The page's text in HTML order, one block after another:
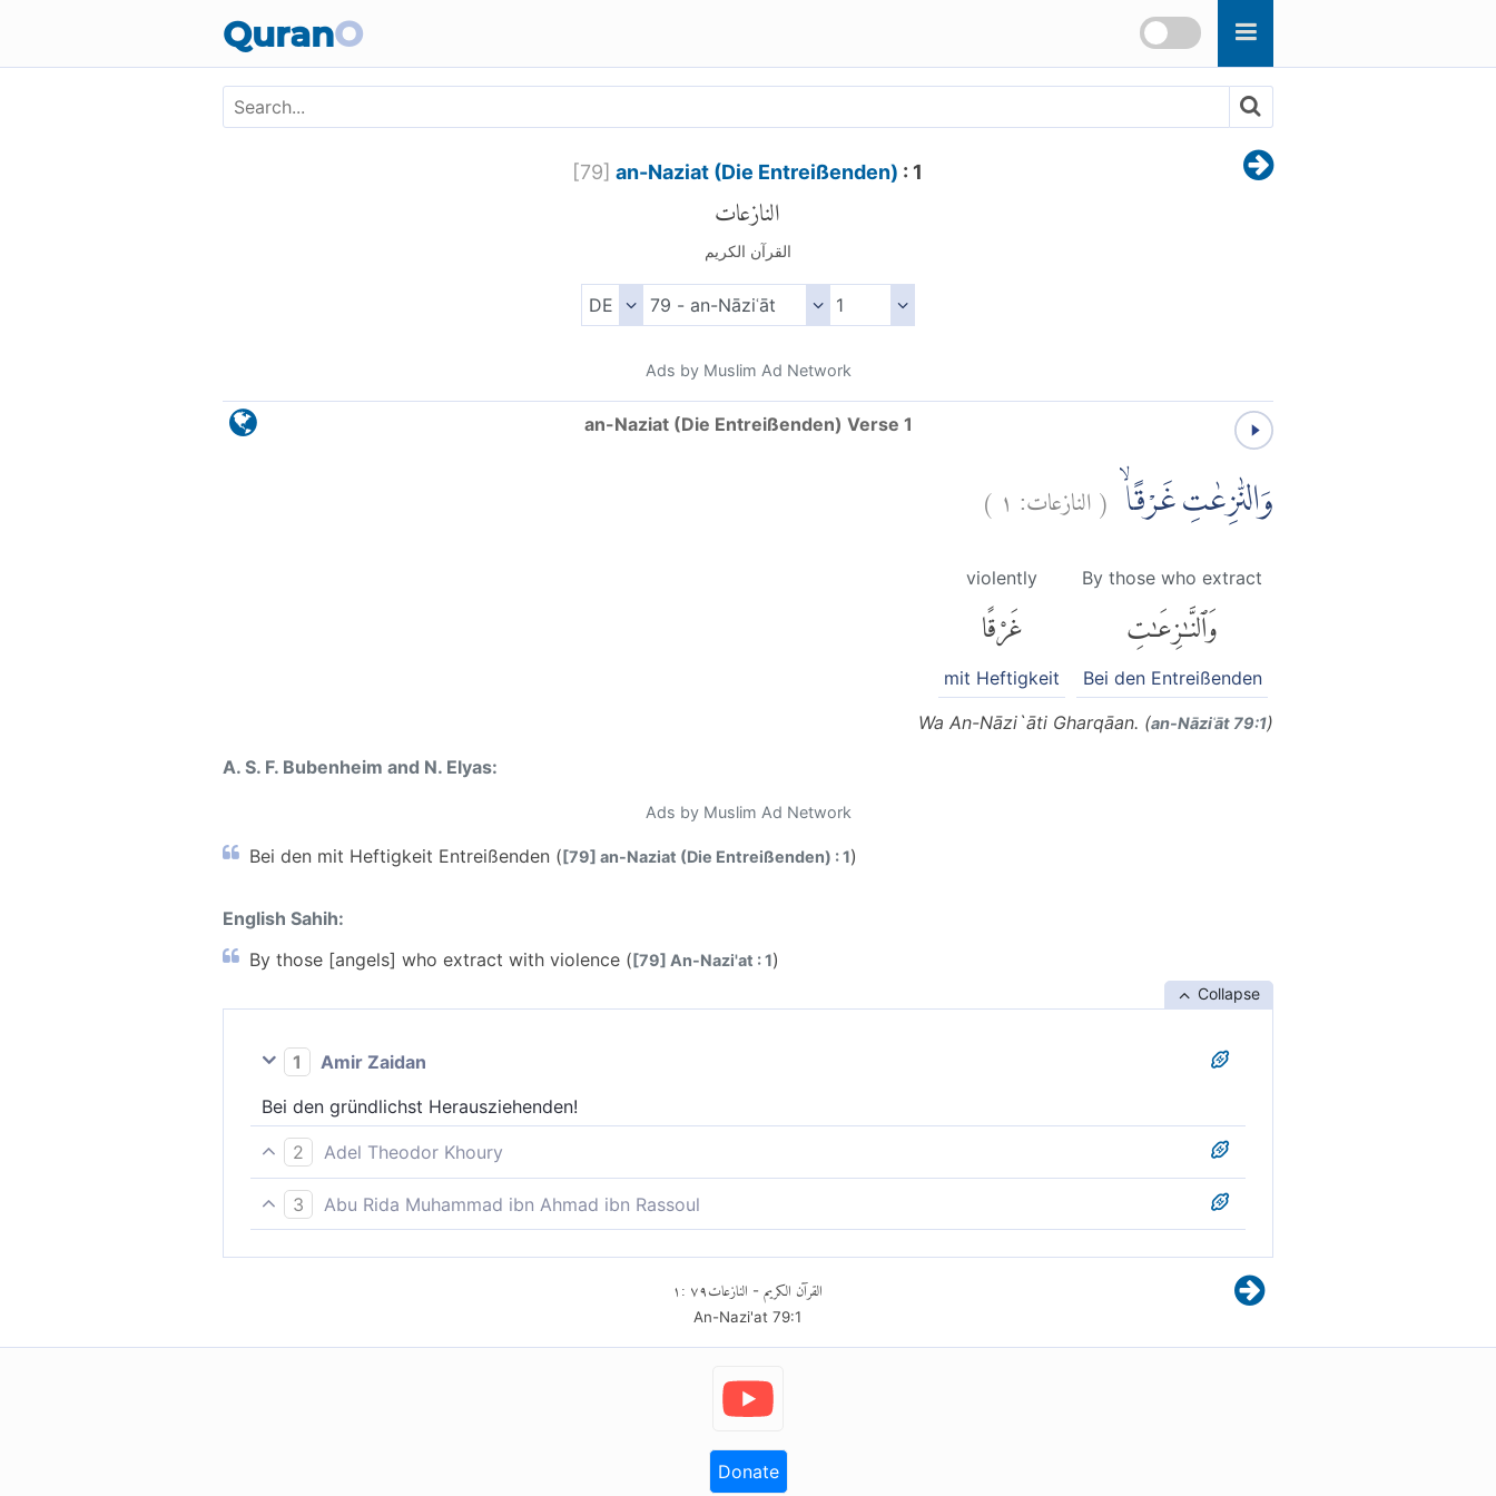
QuranO
[79] an-Naziat (Die Entreißenden) : 1
النازعات
القرآن الكريم
Ads by Muslim Ad Network
an-Naziat (Die Entreißenden) Verse 1
وَالنّٰزِعٰتِ غَرْقًاۙ (النازعات: ١ )
By those who extract
وَٱلنَّٰزِعَٰتِ
Bei den Entreißenden
violently
غَرْقًا
mit Heftigkeit
Wa An-Nāzi`āti Gharqāan. (an-Nāziʿāt 79:1)
A. S. F. Bubenheim and N. Elyas:
Ads by Muslim Ad Network
Bei den mit Heftigkeit Entreißenden ([79] an-Naziat (Die Entreißenden) : 1)
English Sahih:
By those [angels] who extract with violence ([79] An-Nazi'at : 1)
Collapse
1
Amir Zaidan
Bei den gründlichst Herausziehenden!
2
Adel Theodor Khoury
Bei denen, die mit Gewalt entreißen,
3
Abu Rida Muhammad ibn Ahmad ibn Rassoul
القرآن الكريم - النازعات٧٩:١
An-Nazi'at 79:1
Donate